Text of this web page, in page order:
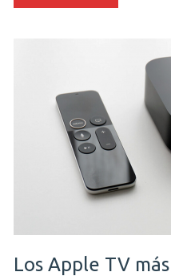
Los Apple TV